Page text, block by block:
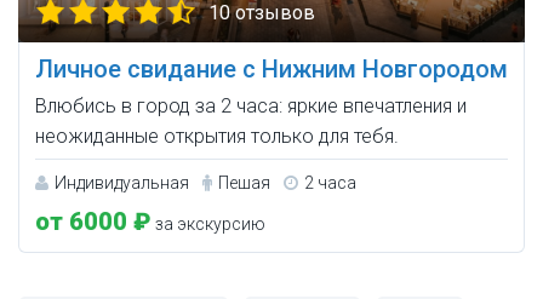
10 отзывов
Личное свидание с Нижним Новгородом
Влюбись в город за 2 часа: яркие впечатления и
неожиданные открытия только для тебя.
Индивидуальная Пешая 2 часа
от 6000 ₽ за экскурсию